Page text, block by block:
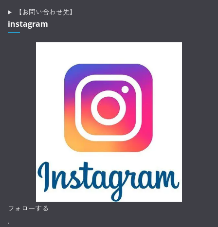
【お問い合わせ先】
instagram
フォローする
.